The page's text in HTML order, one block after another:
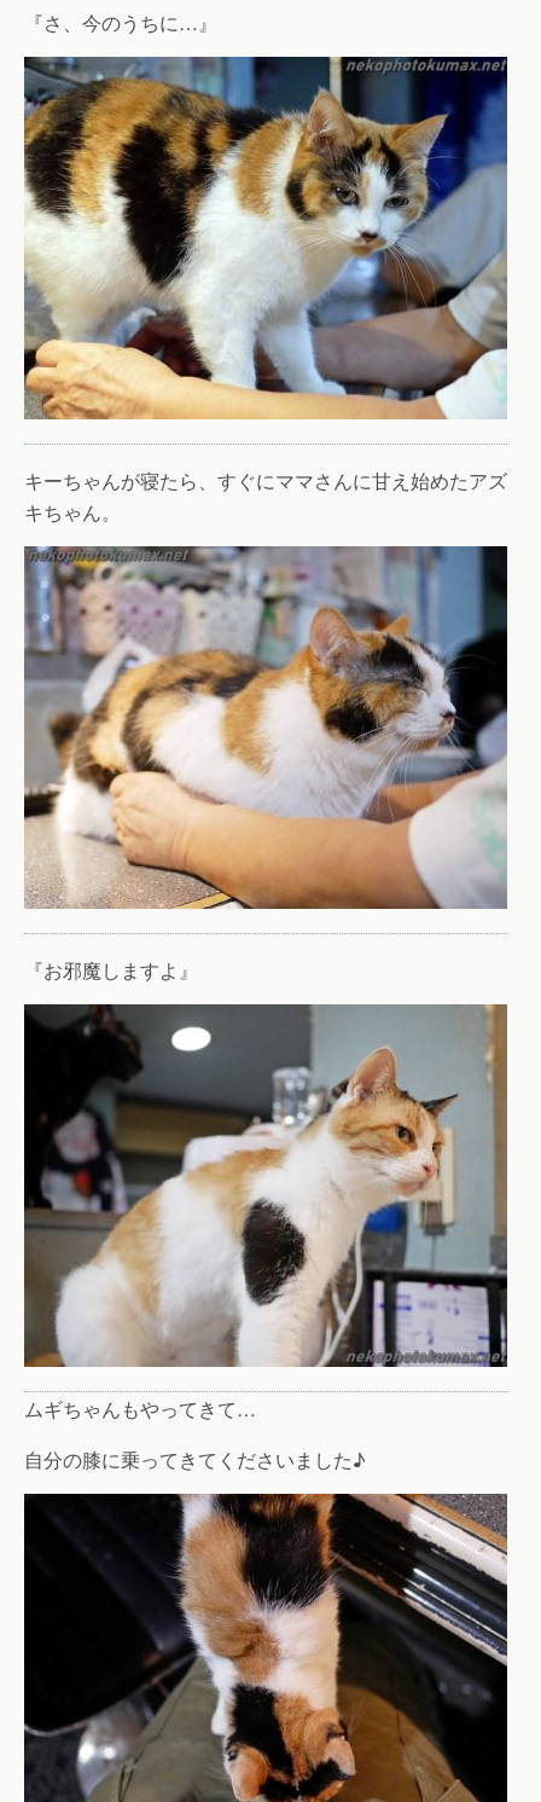
『さ、今のうちに…』
キーちゃんが寝たら、すぐにママさんに甘え始めたアズ
キちゃん。
『お邪魔しますよ』
ムギちゃんもやってきて…
自分の膝に乗ってきてくださいました♪